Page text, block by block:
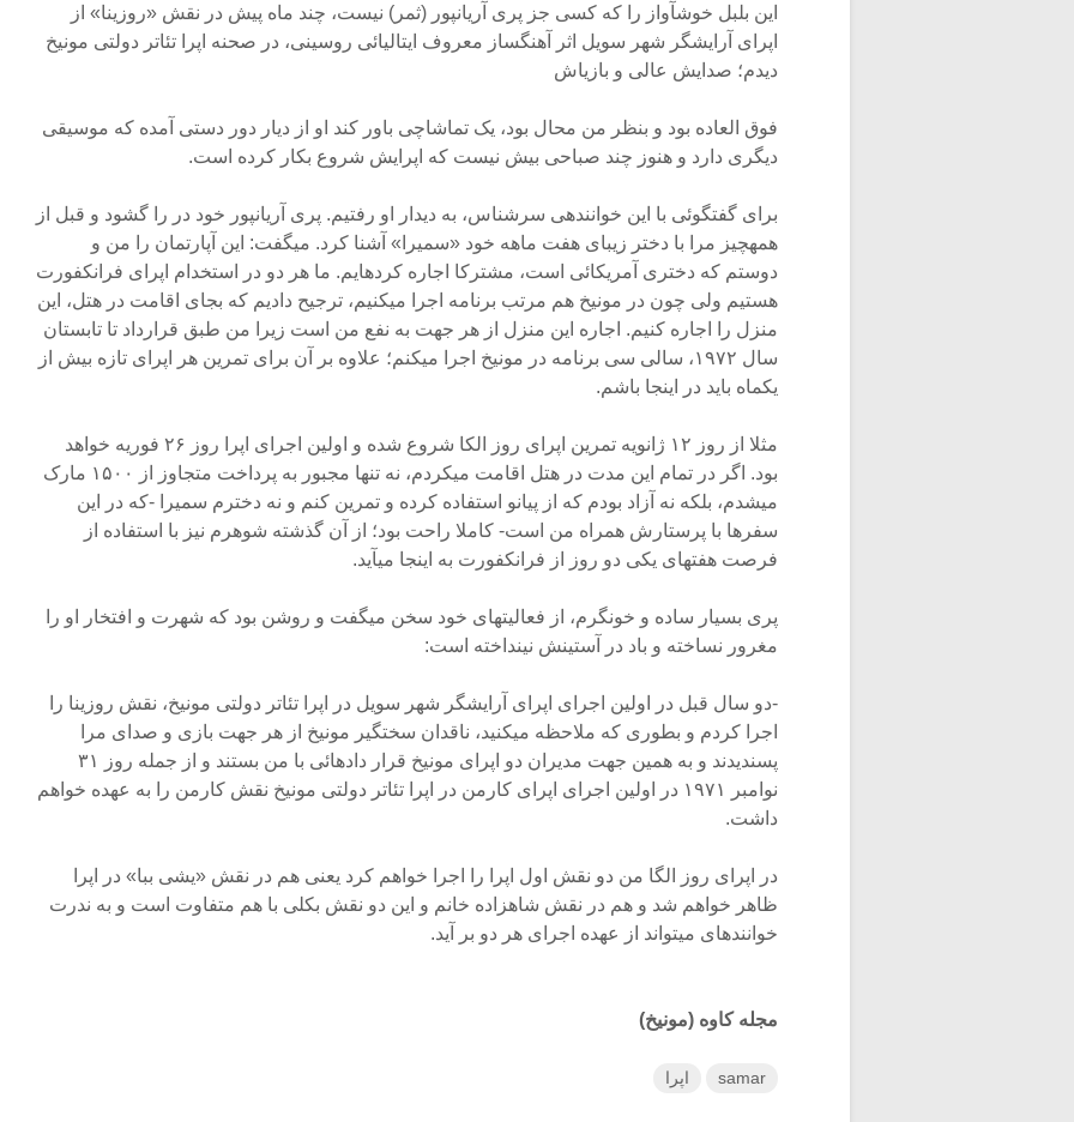
این بلبل خوش‏آواز را که کسی جز پری آریان‏پور (ثمر) نیست، چند ماه پیش در نقش «روزینا» از
اپرای آرایشگر شهر سویل اثر آهنگساز معروف ایتالیائی روسینی، در صحنه اپرا تئاتر دولتی مونیخ
دیدم؛ صدایش عالی و بازی‏اش
فوق العاده بود و بنظر من محال بود، یک تماشاچی باور کند او از دیار دور دستی آمده که موسیقی
دیگری دارد و هنوز چند صباحی بیش نیست که اپرایش شروع بکار کرده است.
برای گفتگوئی با این خواننده‏ی سرشناس، به دیدار او رفتیم.‏ پری آریان‏پور خود در را گشود و قبل از
همه‏چیز مرا با دختر زیبای هفت ماهه خود «سمیرا» آشنا کرد. می‏گفت: این‏ آپارتمان را من و
دوستم که دختری آمریکائی است، مشترکا اجاره کرده‏ایم. ما هر دو در استخدام اپرای فرانکفورت‏
هستیم ولی چون در مونیخ هم مرتب برنامه اجرا می‏کنیم، ترجیح دادیم که بجای اقامت در هتل، این
منزل را اجاره‏ کنیم. اجاره این منزل از هر جهت به نفع من است زیرا من طبق قرارداد تا تابستان
سال ۱۹۷۲، سالی سی برنامه در مونیخ اجرا می‏کنم؛ علاوه بر آن برای تمرین هر اپرای تازه بیش از
یکماه باید در اینجا باشم.
مثلا از روز ۱۲ ژانویه تمرین‏ اپرای روز الکا شروع شده و اولین اجرای اپرا روز ۲۶ فوریه خواهد
بود. اگر در تمام این مدت در هتل اقامت می‏کردم،‏ نه تنها مجبور به پرداخت متجاوز از ۱۵۰۰ مارک
می‏شدم، بلکه نه آزاد بودم که از پیانو استفاده کرده و تمرین کنم و نه‏ دخترم سمیرا -که در این
سفرها با پرستارش همراه من است- کاملا راحت بود؛ از آن گذشته شوهرم نیز با استفاده‏ از
فرصت هفته‏ای یکی ‏دو روز از فرانکفورت به اینجا می‏آید.
پری بسیار ساده و خونگرم، از فعالیتهای خود سخن میگفت و روشن بود که شهرت و افتخار او را
مغرور نساخته و باد در آستینش نینداخته است:
-دو سال قبل در اولین اجرای اپرای آرایشگر شهر سویل در اپرا تئاتر دولتی مونیخ، نقش روزینا را
اجرا کردم و بطوری‏ که ملاحظه می‏کنید، ناقدان سختگیر مونیخ از هر جهت بازی و صدای مرا
پسندیدند و به همین جهت مدیران دو اپرای‏ مونیخ قرار دادهائی با من بستند و از جمله روز ۳۱
نوامبر ۱۹۷۱ در اولین اجرای اپرای کارمن در اپرا تئاتر دولتی مونیخ‏ نقش کارمن را به عهده خواهم
داشت.
در اپرای روز الگا من دو نقش اول اپرا را اجرا خواهم کرد یعنی هم در نقش «یشی‏ ببا» در اپرا
ظاهر خواهم شد و هم در نقش شاهزاده خانم و این دو نقش بکلی با هم متفاوت است و به ندرت
خواننده‏ای‏ می‏تواند از عهده اجرای هر دو بر آید.
مجله کاوه (مونیخ)
samar اپرا